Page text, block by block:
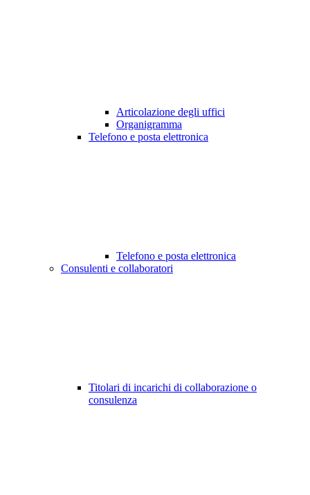
Articolazione degli uffici
Organigramma
Telefono e posta elettronica
Telefono e posta elettronica
Consulenti e collaboratori
Titolari di incarichi di collaborazione o
consulenza